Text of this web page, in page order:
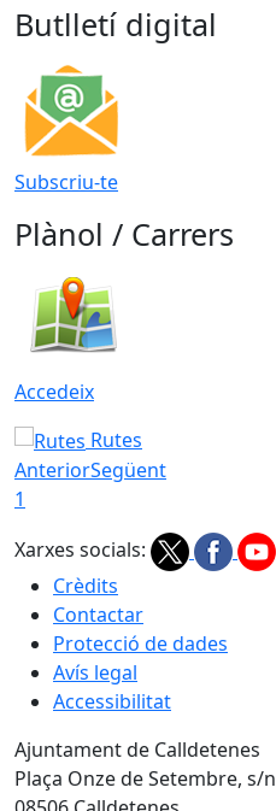
Butlletí digital
Subscriu-te
Plànol / Carrers
Accedeix
Rutes
AnteriorSegüent
1
Xarxes socials:
Crèdits
Contactar
Protecció de dades
Avís legal
Accessibilitat
Ajuntament de Calldetenes
Plaça Onze de Setembre, s/n